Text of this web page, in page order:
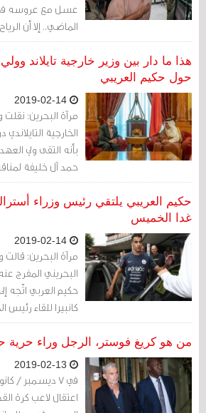
عسل مع عروسه في
الماضي.. إلا أن
السفن.
هذا ما دار بين وزير خارجية تايلاند
حول حكيم العريبي
مرآة البحرين:
الخارجية
بأنه التقى ولي
حمد آل خليفة
البحريني حكيم
حكيم العريبي يلتقي رئيس وزراء
غدا الخميس
مرآة البحرين: قالت
البحريني المفرج
حكيم العربي اتّجه
كانبيرا للقاء رئيس
من هو كريغ فوستر، الرجل وراء حرية
اعتقال لاعب كرة